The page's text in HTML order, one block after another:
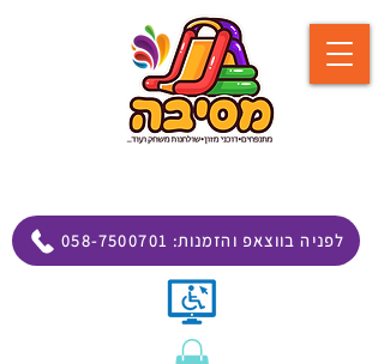
058-7500701 :לפניה בווצאפ והזמנות